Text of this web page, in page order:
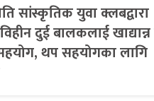
सांस्कृतिक युवा क्लबद्वारा
दुई बालकलाई
थप सहयोगका लागि